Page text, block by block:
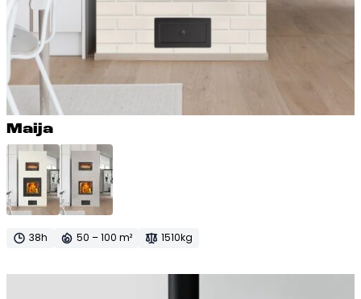
Mai­ja
38h 50 – 100 m² 1510kg